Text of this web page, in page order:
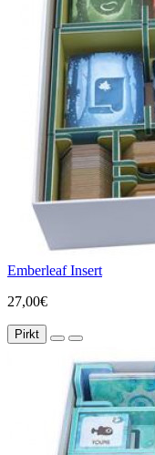
Emberleaf Insert
27,00€
Pirkt